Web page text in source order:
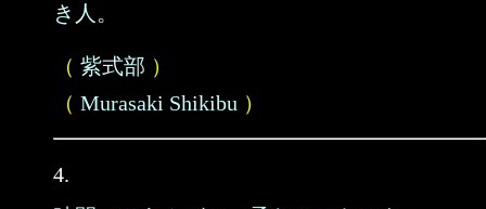
き人。
（ 紫式部 ）
（ Murasaki Shikibu ）
4.